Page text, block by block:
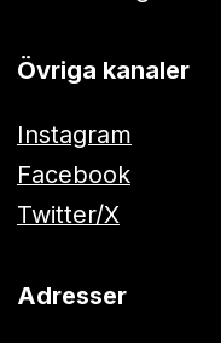
Övriga kanaler
Instagram
Facebook
Twitter/X
Adresser